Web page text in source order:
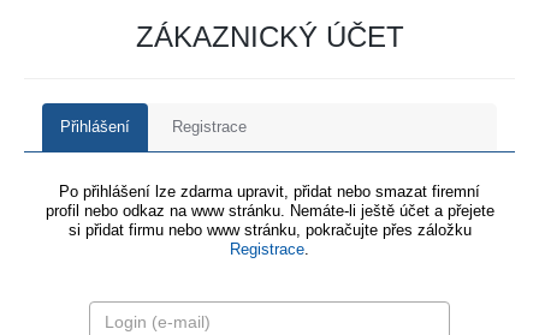
ZÁKAZNICKÝ ÚČET
Přihlášení Registrace
Po přihlášení lze zdarma upravit, přidat nebo smazat firemní
profil nebo odkaz na www stránku. Nemáte-li ještě účet a přejete
si přidat firmu nebo www stránku, pokračujte přes záložku
Registrace.